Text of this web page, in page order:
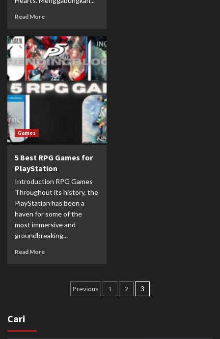
Read More
Games
5 Best RPG Games for
PlayStation
Introduction RPG Games
Throughout its history, the
PlayStation has been a
haven for some of the
most immersive and
groundbreaking...
Read More
Paginasi
Previous 1 2 3
Cari